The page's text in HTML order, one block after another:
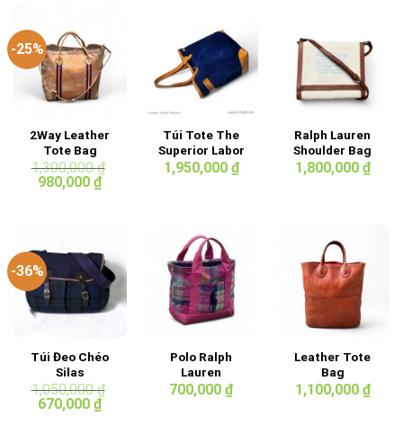
-25%
2Way Leather
Tote Bag
1,300,000₫
Giá
gốc
980,000₫Giá
hiện
Túi Tote The
Superior Labor
1,950,000 ₫
Ralph Lauren
Shoulder Bag
1,800,000 ₫
-36%
Túi Đeo Chéo
Silas
1,050,000₫
Giá
gốc
670,000₫Giá
hiện
Polo Ralph
Lauren
Patchwork Tote
700,000₫
Leather Tote
Bag
1,100,000 ₫